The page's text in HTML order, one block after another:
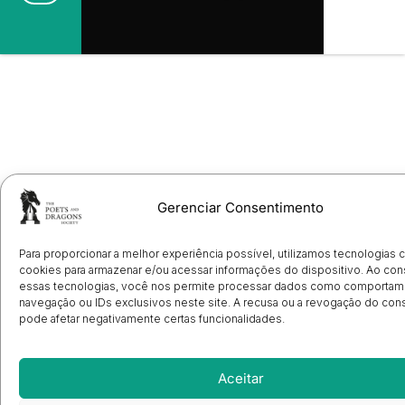
Gerenciar Consentimento
Para proporcionar a melhor experiência possível, utilizamos tecnologias
cookies para armazenar e/ou acessar informações do dispositivo. Ao
essas tecnologias, você nos permite processar dados como
navegação ou IDs exclusivos neste site. A recusa ou a revogação do
pode afetar negativamente certas funcionalidades.
Aceitar